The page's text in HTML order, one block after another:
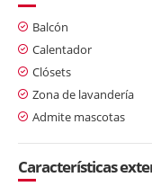
Balcón
Calentador
Clósets
Zona de lavandería
Admite mascotas
Características